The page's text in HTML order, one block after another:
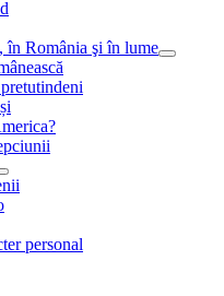
în România şi în lume
personal